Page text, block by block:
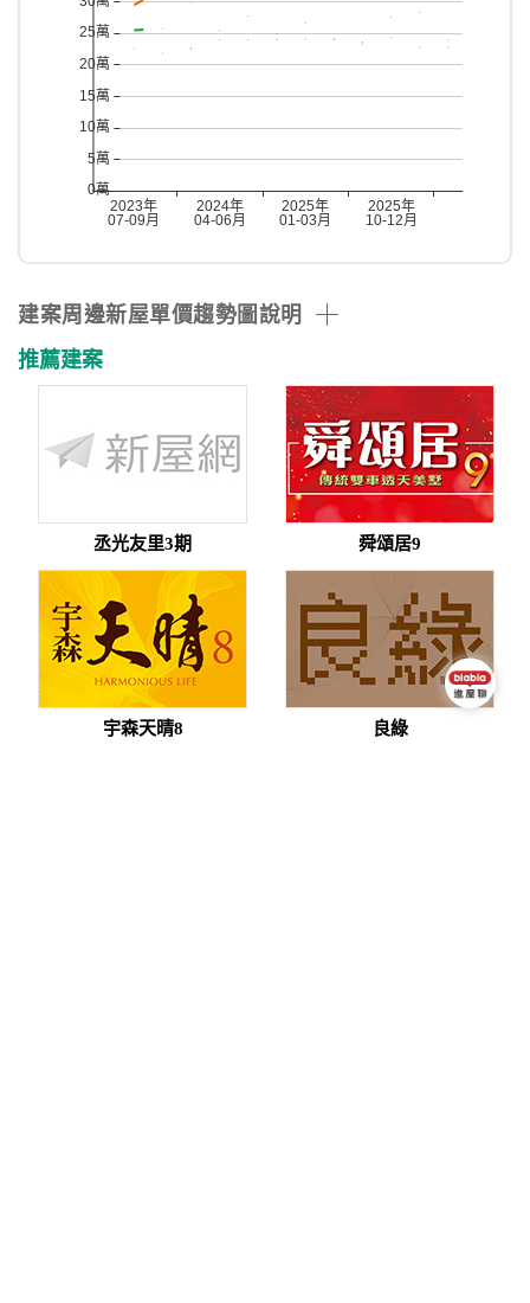
建案周邊新屋單價趨勢圖說明
推薦建案
丞光友里3期 舜頌居9
宇森天晴8 良綠